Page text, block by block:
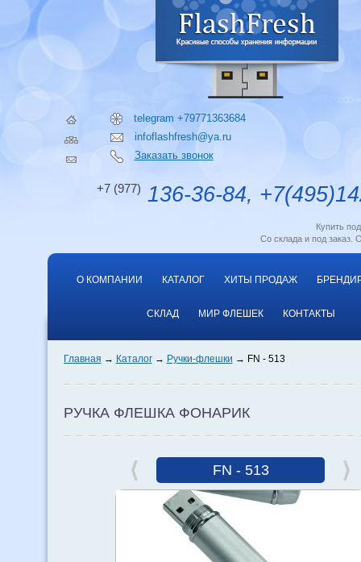
telegram +79771363684
infoflashfresh@ya.ru
Заказать звонок
+7 (977) 136-36-84,
Купить
Со склада и под заказ.
О КОМПАНИИ КАТАЛОГ ХИТЫ ПРОДАЖ
СКЛАД МИР ФЛЕШЕК КОНТАКТЫ
Главная Каталог Ручки-флешки FN - 513
РУЧКА ФЛЕШКА ФОНАРИК
FN - 513